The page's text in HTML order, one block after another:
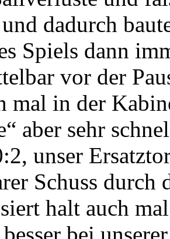
dadurch
Spiels dann
vor der
mal in der
aber sehr
unser
Schuss
halt auch